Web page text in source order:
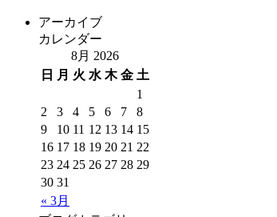
アーカイブ
カレンダー
8月 2026
日
月 火 水 木 金 土
« 3月
1
2
3 4 5 6 7
8
9
10 11 12 13 14 15
16 17 18 19 20 21 22
23 24 25 26 27 28 29
30 31